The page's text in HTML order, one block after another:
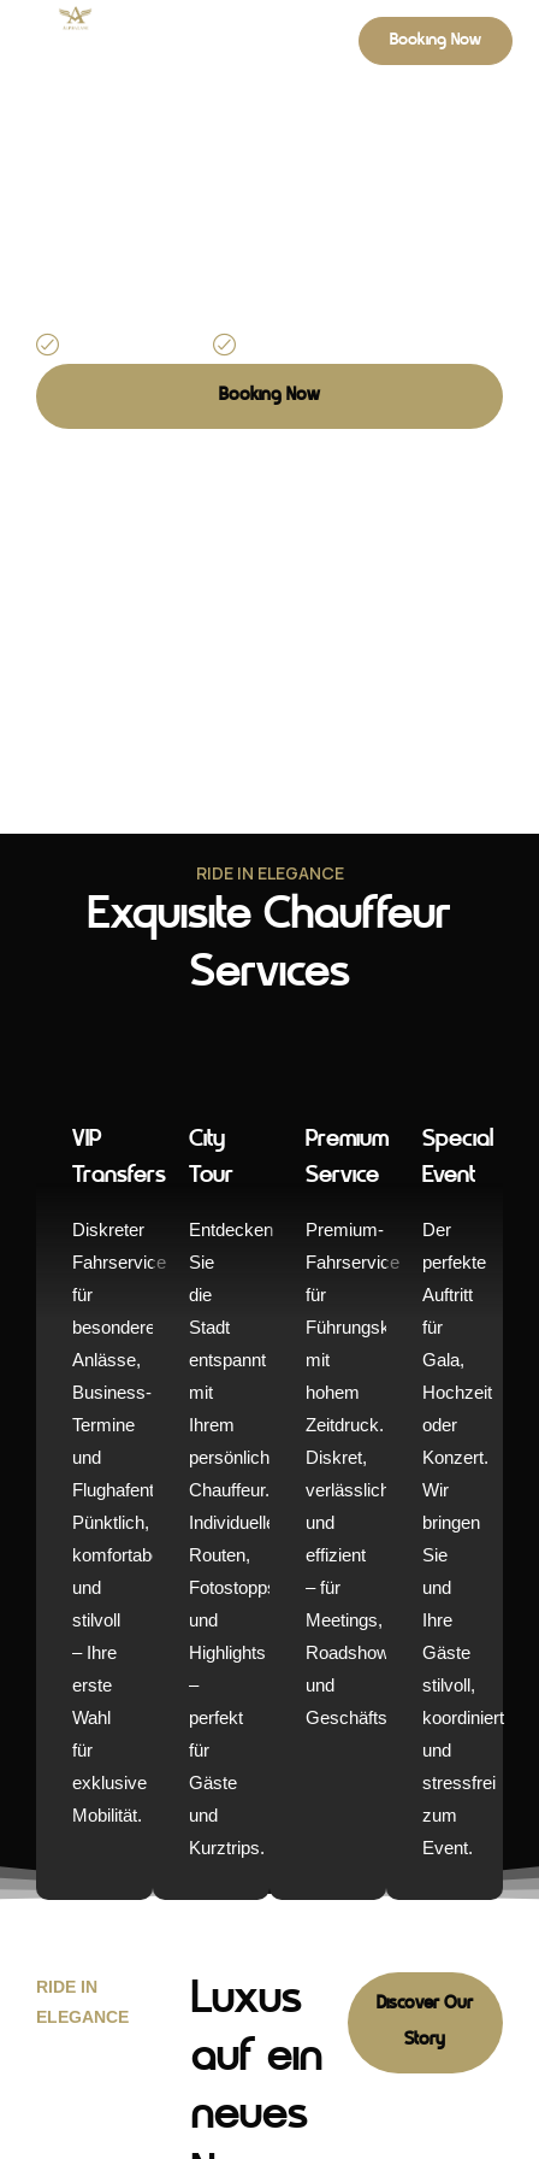
Booking Now
Booking Now
RIDE IN ELEGANCE
Exquisite Chauffeur
Services
VIP
Transfers
Diskreter
Fahrservice
für
besondere
Anlässe,
Business-
Termine
und
Flughafentransfers.
Pünktlich,
komfortabel
und
stilvoll
– Ihre
erste
Wahl
für
exklusive
Mobilität.
City
Tour
Entdecken
Sie
die
Stadt
entspannt
mit
Ihrem
persönlichen
Chauffeur.
Individuelle
Routen,
Fotostopps
und
Highlights
–
perfekt
für
Gäste
und
Kurztrips.
Premium
Service
Premium-
Fahrservice
für
Führungskräfte
mit
hohem
Zeitdruck.
Diskret,
verlässlich
und
effizient
– für
Meetings,
Roadshows
und
Geschäftsreisen.
Special
Event
Der
perfekte
Auftritt
für
Gala,
Hochzeit
oder
Konzert.
Wir
bringen
Sie
und
Ihre
Gäste
stilvoll,
koordiniert
und
stressfrei
zum
Event.
RIDE IN
ELEGANCE
Luxus
auf ein
neues
Discover Our
Story